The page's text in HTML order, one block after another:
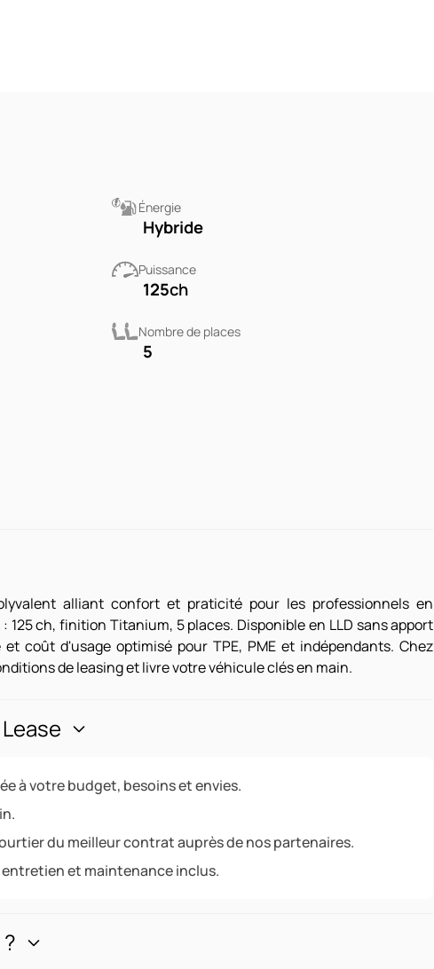
Énergie
Hybride
Puissance
125ch
Nombre de places
5
alliant confort et praticité pour les professionnels en
ch, finition Titanium, 5 places. Disponible en LLD sans apport
et coût d'usage optimisé pour TPE, PME et indépendants. Chez
de leasing et livre votre véhicule clés en main.
à votre budget, besoins et envies.
du meilleur contrat auprès de nos partenaires.
et maintenance inclus.